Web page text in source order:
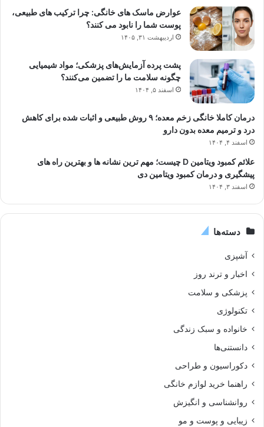
عوارض ماسک های خانگی: چرا ترکیب های طبیعی،
پوست شما را نابود می کنند؟
اردیبهشت ۳۱, ۱۴۰۵
پشت پرده آزمایش‌های پزشکی؛ مواد شیمیایی
چگونه سلامت ما را تضمین می‌کنند؟
اسفند ۵, ۱۴۰۴
درمان کاملا خانگی زخم معده؛ ۹ روش طبیعی و اثبات شده برای کاهش
درد و ترمیم معده بدون دارو
اسفند ۴, ۱۴۰۴
علائم کمبود ویتامین D چیست؛ مهم ترین نشانه ها و بهترین راه های
پیشگیری و درمان کمبود ویتامین دی
اسفند ۳, ۱۴۰۴
دسته‌ها
آشپزی
اخبار و ترند روز
پزشکی و سلامت
تکنولوژی
خانواده و سبک زندگی
دانستنی‌ها
دکوراسیون و طراحی
راهنما خرید لوازم خانگی
روانشناسی و انگیزش
زیبایی و پوست و مو